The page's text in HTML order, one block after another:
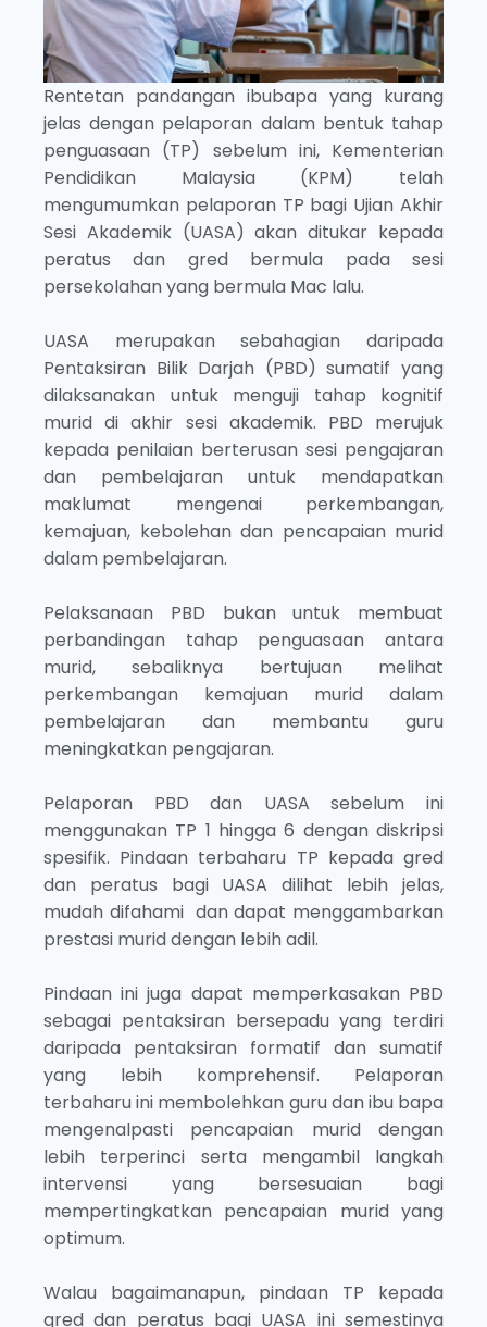
Rentetan pandangan ibubapa yang kurang
jelas dengan pelaporan dalam bentuk tahap
penguasaan (TP) sebelum ini, Kementerian
Pendidikan Malaysia (KPM) telah
mengumumkan pelaporan TP bagi Ujian Akhir
Sesi Akademik (UASA) akan ditukar kepada
peratus dan gred bermula pada sesi
persekolahan yang bermula Mac lalu.
UASA merupakan sebahagian daripada
Pentaksiran Bilik Darjah (PBD) sumatif yang
dilaksanakan untuk menguji tahap kognitif
murid di akhir sesi akademik. PBD merujuk
kepada penilaian berterusan sesi pengajaran
dan pembelajaran untuk mendapatkan
maklumat mengenai perkembangan,
kemajuan, kebolehan dan pencapaian murid
dalam pembelajaran.
Pelaksanaan PBD bukan untuk membuat
perbandingan tahap penguasaan antara
murid, sebaliknya bertujuan melihat
perkembangan kemajuan murid dalam
pembelajaran dan membantu guru
meningkatkan pengajaran.
Pelaporan PBD dan UASA sebelum ini
menggunakan TP 1 hingga 6 dengan diskripsi
spesifik. Pindaan terbaharu TP kepada gred
dan peratus bagi UASA dilihat lebih jelas,
mudah difahami dan dapat menggambarkan
prestasi murid dengan lebih adil.
Pindaan ini juga dapat memperkasakan PBD
sebagai pentaksiran bersepadu yang terdiri
daripada pentaksiran formatif dan sumatif
yang lebih komprehensif. Pelaporan
terbaharu ini membolehkan guru dan ibu bapa
mengenalpasti pencapaian murid dengan
lebih terperinci serta mengambil langkah
intervensi yang bersesuaian bagi
mempertingkatkan pencapaian murid yang
optimum.
Walau bagaimanapun, pindaan TP kepada
gred dan peratus bagi UASA ini semestinya